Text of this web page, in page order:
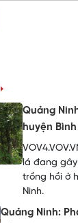
Quảng
huyện
lá đang
trồng hồi ở
Ninh.
Quảng Ninh: